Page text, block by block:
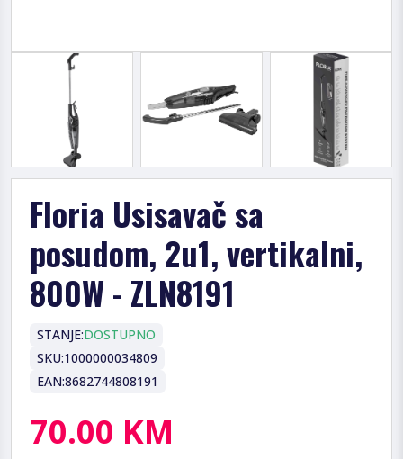
Floria Usisavač sa
posudom, 2u1, vertikalni,
800W - ZLN8191
STANJE:DOSTUPNO
SKU:1000000034809
EAN:8682744808191
70.00 KM